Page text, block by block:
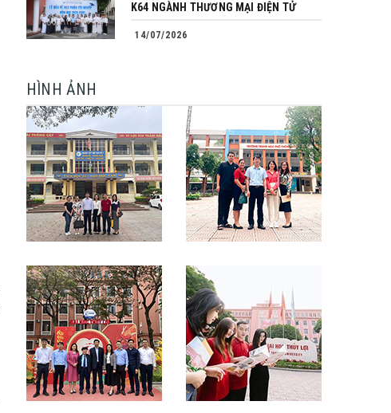
K64 NGÀNH THƯƠNG MẠI ĐIỆN TỬ
14/07/2026
HÌNH ẢNH